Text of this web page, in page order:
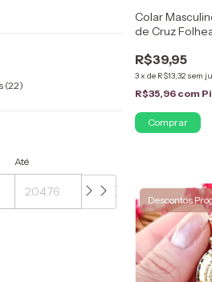
(22)
Até
Colar
de Cruz
R$39,95
3xde R$13,32 sem
R$35,96 com
Descontos